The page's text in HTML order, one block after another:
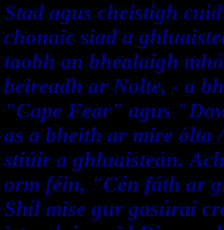
Stad agus cheistigh
chonaic siad a
taobh an bhealaigh
beireadh ar Nolte, - a
"Cape Fear" agus
as a bheith ar mire
stiúir a ghluaisteán.
orm féin, "Cén fáth ar
Shíl mise gur gasúraí